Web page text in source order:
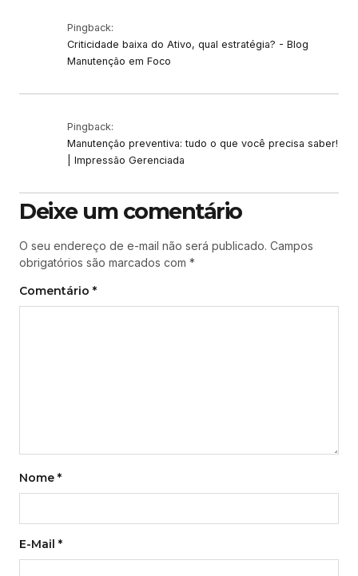
Pingback:
Criticidade baixa do Ativo, qual estratégia? - Blog
Manutenção em Foco
Pingback:
Manutenção preventiva: tudo o que você precisa saber!
| Impressão Gerenciada
Deixe um comentário
O seu endereço de e-mail não será publicado. Campos
obrigatórios são marcados com *
Comentário *
Nome *
E-Mail *